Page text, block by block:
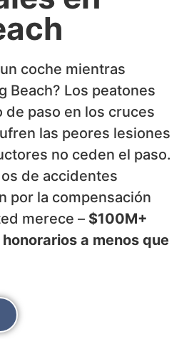
coche mientras
Beach? Los peatones
paso en los cruces
las peores lesiones
no ceden el paso.
de accidentes
por la compensación
merece – $100M+
a menos que